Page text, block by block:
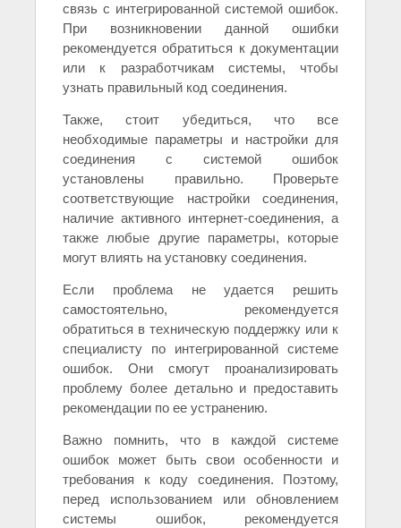
связь с интегрированной системой ошибок.
При возникновении данной ошибки
рекомендуется обратиться к документации
или к разработчикам системы, чтобы
узнать правильный код соединения.
Также, стоит убедиться, что все
необходимые параметры и настройки для
соединения с системой ошибок
установлены правильно. Проверьте
соответствующие настройки соединения,
наличие активного интернет-соединения, а
также любые другие параметры, которые
могут влиять на установку соединения.
Если проблема не удается решить
самостоятельно, рекомендуется
обратиться в техническую поддержку или к
специалисту по интегрированной системе
ошибок. Они смогут проанализировать
проблему более детально и предоставить
рекомендации по ее устранению.
Важно помнить, что в каждой системе
ошибок может быть свои особенности и
требования к коду соединения. Поэтому,
перед использованием или обновлением
системы ошибок, рекомендуется